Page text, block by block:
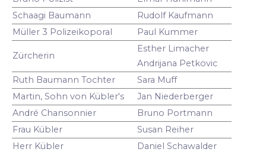
Schaagi Baumann
Rudolf Kaufmann
Müller 3 Polizeikoporal
Paul Kummer
Zürcherin
Esther Limacher
Andrijana Petkovic
Ruth Baumann Tochter
Sara Muff
Martin, Sohn von Kübler's
Jan Niederberger
André Chansonnier
Bruno Portmann
Frau Kübler
Susan Reiher
Herr Kübler
Daniel Schawalder